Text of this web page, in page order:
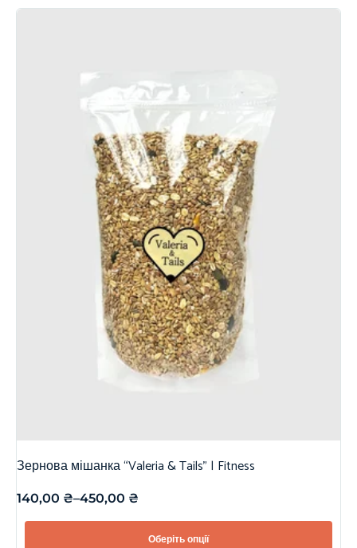
Зернова мішанка “Valeria & Tails” | Fitness
140,00 ₴–450,00 ₴
Оберіть опції